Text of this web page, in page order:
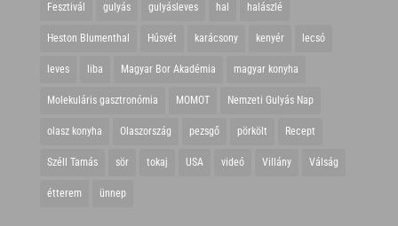
Fesztivál gulyás gulyásleves hal halászlé
Heston Blumenthal Húsvét karácsony kenyér lecsó
leves liba Magyar Bor Akadémia magyar konyha
Molekuláris gasztronómia MOMOT Nemzeti Gulyás Nap
olasz konyha Olaszország pezsgő pörkölt Recept
Széll Tamás sör tokaj USA videó Villány Válság
étterem ünnep